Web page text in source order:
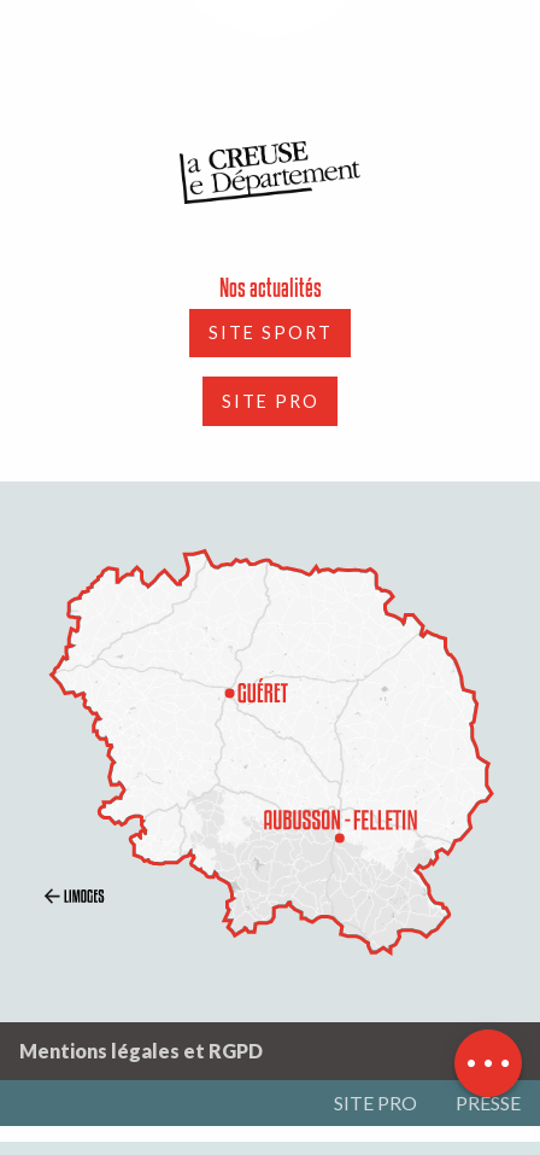
Description
Contacter par
email
Nos actualités
SITE SPORT
SITE PRO
Mentions légales et RGPD
SITE PRO PRESSE